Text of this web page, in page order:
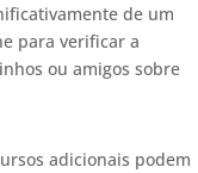
de um
para verificar a
ou amigos sobre
adicionais podem